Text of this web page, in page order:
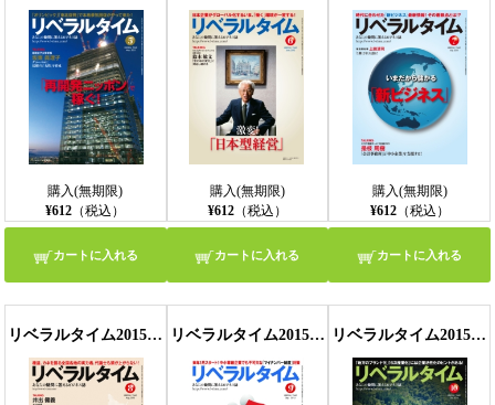
【モバイルビューア】
購入(無期限)
¥612 （税込）
カートに入れる
購入(無期限)
¥612（税込）
カートに入れる
購入(無期限)
¥612（税込）
カートに入れる
リベラルタイム2015年8月号 リベラルタイム2015年9月号 リベラルタイム2015年10月号